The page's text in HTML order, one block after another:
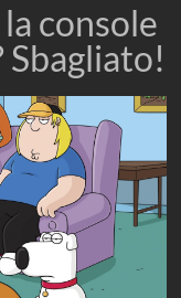
console
Sbagliato!